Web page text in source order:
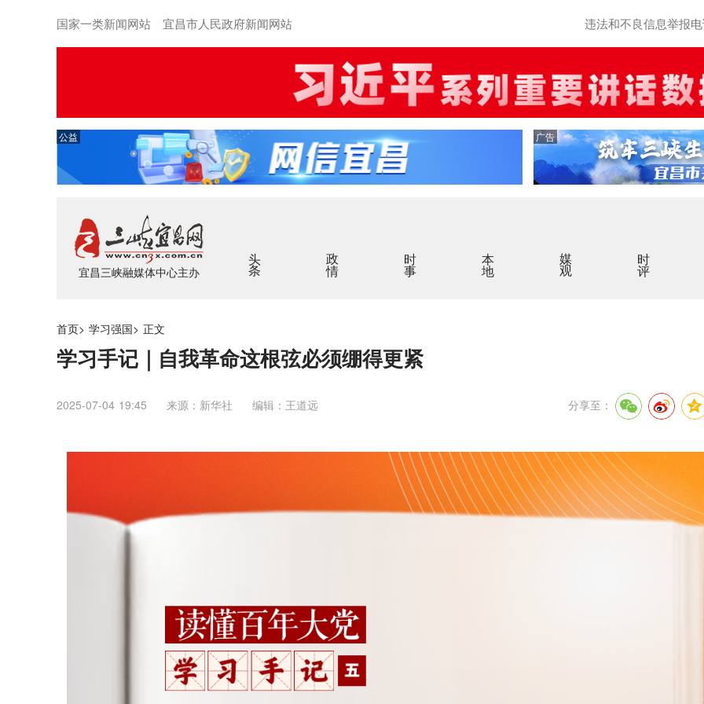
国家一类新闻网站 宜昌市人民政府新闻网站 违法和不良信息举报
公益 广告
宜昌三峡融媒体中心主办
头条 政情 时事 本地 媒观 时评
首页> 学习强国> 正文
学习手记｜自我革命这根弦必须绷得更紧
2025-07-04 19:45 来源：新华社 编辑：王道远 分享至：